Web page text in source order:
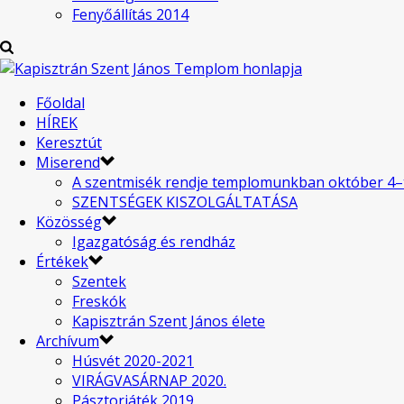
Fenyőállítás 2014
Főoldal
HÍREK
Keresztút
Miserend
A szentmisék rendje templomunkban október
SZENTSÉGEK KISZOLGÁLTATÁSA
Közösség
Igazgatóság és rendház
Értékek
Szentek
Freskók
Kapisztrán Szent János élete
Archívum
Húsvét 2020-2021
VIRÁGVASÁRNAP 2020.